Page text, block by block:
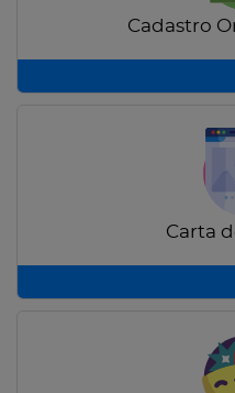
Cadastro
Carta